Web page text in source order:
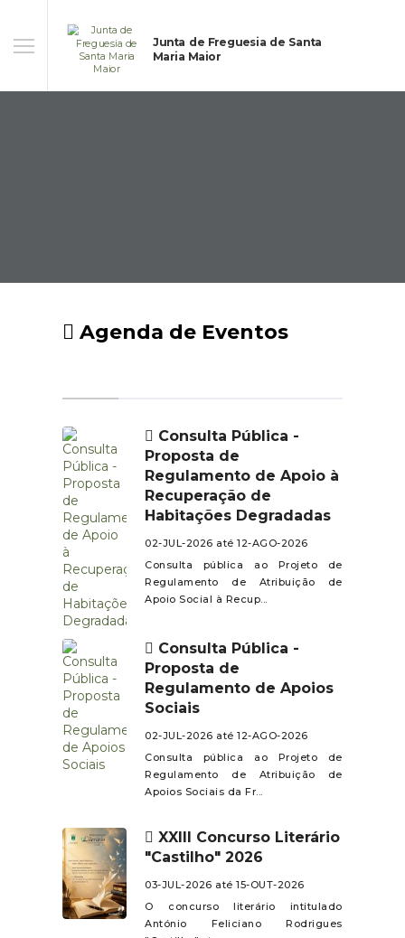
Junta de Freguesia de Santa
Maria Maior
Agenda de Eventos
Consulta Pública -
Proposta de
Regulamento de Apoio à
Recuperação de
Habitações Degradadas
02-JUL-2026 até 12-AGO-2026
Consulta pública ao Projeto de
Regulamento de Atribuição de
Apoio Social à Recup...
Consulta Pública -
Proposta de
Regulamento de Apoios
Sociais
02-JUL-2026 até 12-AGO-2026
Consulta pública ao Projeto de
Regulamento de Atribuição de
Apoios Sociais da Fr...
XXIII Concurso Literário
"Castilho" 2026
03-JUL-2026 até 15-OUT-2026
O concurso literário intitulado
António Feliciano Rodrigues